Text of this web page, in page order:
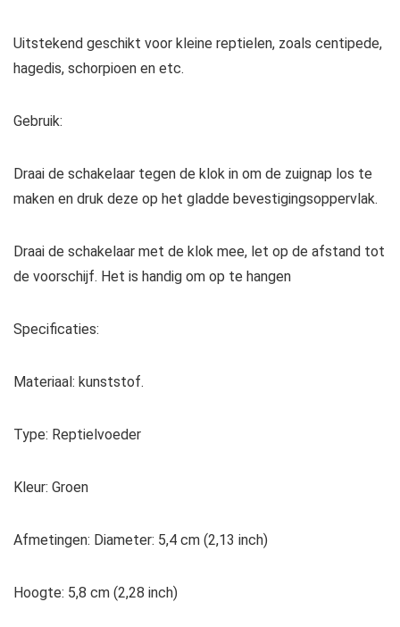
Uitstekend geschikt voor kleine reptielen, zoals centipede,
hagedis, schorpioen en etc.
Gebruik:
Draai de schakelaar tegen de klok in om de zuignap los te
maken en druk deze op het gladde bevestigingsoppervlak.
Draai de schakelaar met de klok mee, let op de afstand tot
de voorschijf. Het is handig om op te hangen
Specificaties:
Materiaal: kunststof.
Type: Reptielvoeder
Kleur: Groen
Afmetingen: Diameter: 5,4 cm (2,13 inch)
Hoogte: 5,8 cm (2,28 inch)